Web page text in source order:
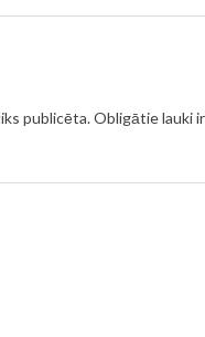
publicēta.Obligātie lauki